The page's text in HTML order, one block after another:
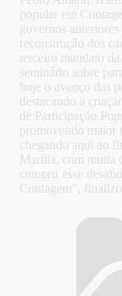
popular em
governos
reconstrução dos
terceiro mandato
seminário sobre
hoje o avanço das
destacando a
de Participação
promovendo maior
chegando aqui ao
Marília, com muita
cumprir esse
Contagem”,